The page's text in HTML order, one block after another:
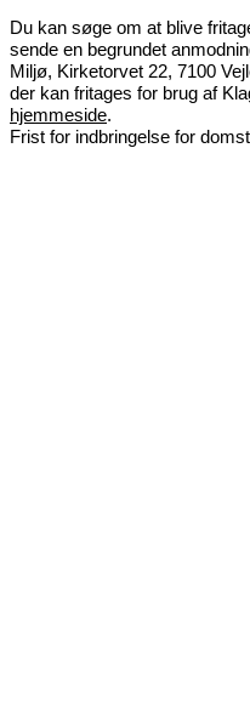
Du kan søge om at blive
sende en begrundet
Miljø, Kirketorvet 22, 7100
der kan fritages for brug af
hjemmeside.
Frist for indbringelse for